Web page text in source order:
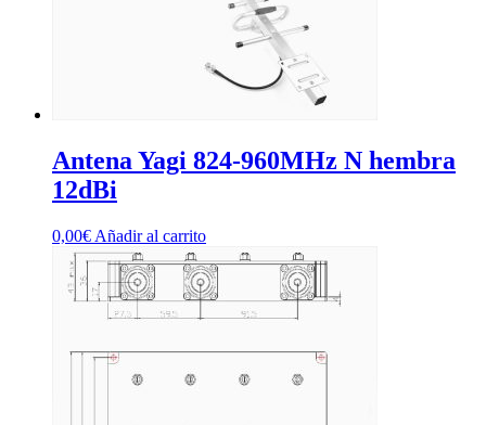
Antena Yagi 824-960MHz N hembra
12dBi
0,00€ Añadir al carrito